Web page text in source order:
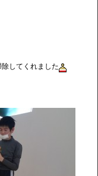
してくれました